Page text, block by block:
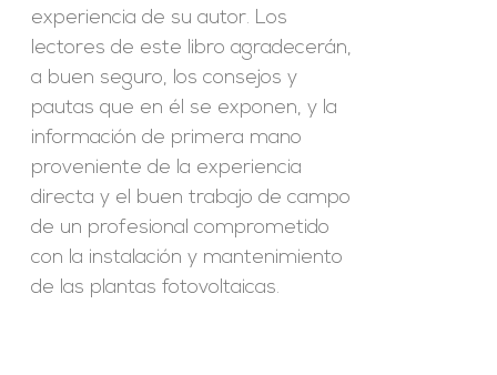
experiencia de su autor. Los
lectores de este libro agradecerán,
a buen seguro, los consejos y
pautas que en él se exponen, y la
información de primera mano
proveniente de la experiencia
directa y el buen trabajo de campo
de un profesional comprometido
con la instalación y mantenimiento
de las plantas fotovoltaicas.